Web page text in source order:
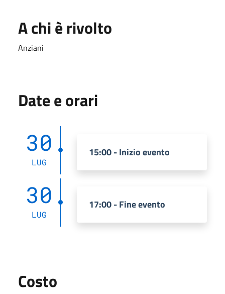
A chi è rivolto
Anziani
Date e orari
30
LUG
15:00 - Inizio evento
30
LUG
17:00 - Fine evento
Costo